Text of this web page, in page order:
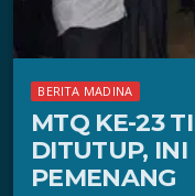
BERITA MADINA
MTQ KE-23
DITUTUP,
PEMENANG